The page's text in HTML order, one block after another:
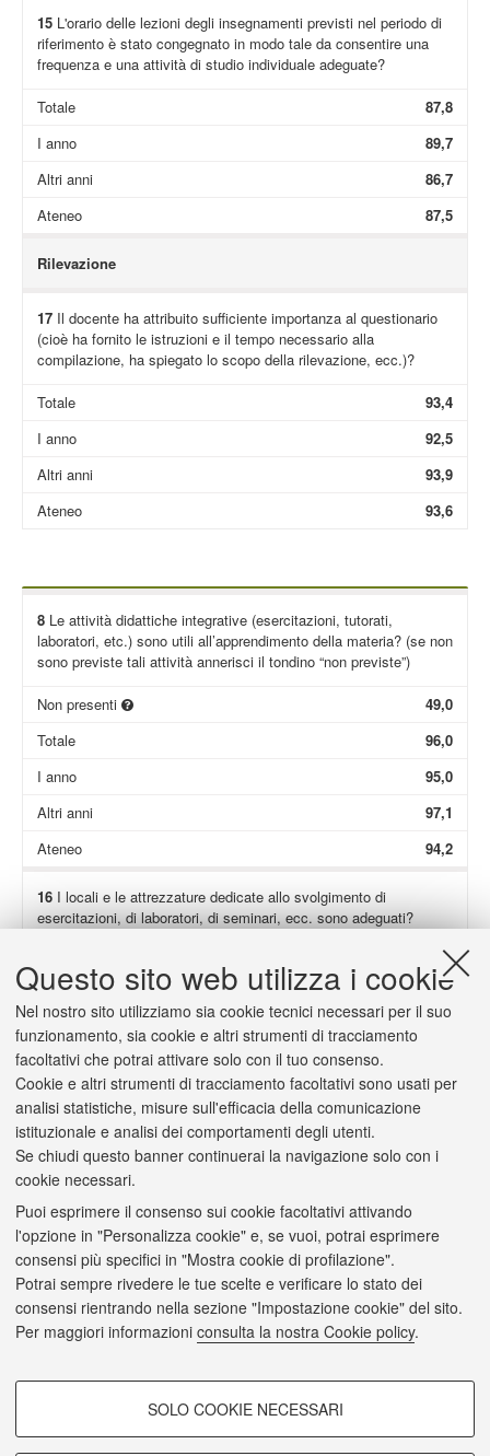
Questo sito web utilizza i cookie
Nel nostro sito utilizziamo sia cookie tecnici necessari per il suo
funzionamento, sia cookie e altri strumenti di tracciamento
facoltativi che potrai attivare solo con il tuo consenso.
Cookie e altri strumenti di tracciamento facoltativi sono usati per
analisi statistiche, misure sull'efficacia della comunicazione
istituzionale e analisi dei comportamenti degli utenti.
Se chiudi questo banner continuerai la navigazione solo con i
cookie necessari.
Puoi esprimere il consenso sui cookie facoltativi attivando
l'opzione in "Personalizza cookie" e, se vuoi, potrai esprimere
consensi più specifici in "Mostra cookie di profilazione".
Potrai sempre rivedere le tue scelte e verificare lo stato dei
consensi rientrando nella sezione "Impostazione cookie" del sito.
Per maggiori informazioni consulta la nostra Cookie policy.
COOKIE DI PROFILAZIONE -
SOLO COOKIE NECESSARI
15L'orario delle lezioni degli insegnamenti previsti nel periodo di
riferimento è stato congegnato in modo tale da consentire una
frequenza e una attività di studio individuale adeguate?
Totale
87,8
I anno
89,7
Altri anni
86,7
Ateneo
87,5
Rilevazione
17Il docente ha attribuito sufficiente importanza al questionario
(cioè ha fornito le istruzioni e il tempo necessario alla
compilazione, ha spiegato lo scopo della rilevazione, ecc.)?
Totale
93,4
I anno
92,5
Altri anni
93,9
Ateneo
93,6
8Le attività didattiche integrative (esercitazioni, tutorati,
laboratori, etc.) sono utili all’apprendimento della materia? (se non
sono previste tali attività annerisci il tondino “non previste”)
Non presenti
49,0
Totale
96,0
I anno
95,0
Altri anni
97,1
Ateneo
94,2
16I locali e le attrezzature dedicate allo svolgimento di
esercitazioni, di laboratori, di seminari, ecc. sono adeguati?
67,4
Totale
98,1
I anno
Altri anni
Ateneo
2/a(Solo se hai risposto "decisamente no" o "più no che sì") Il
carico di studio è scarso o eccessivo?
Scarso (%)
Eccessivo (%)
95,0
Totale
100